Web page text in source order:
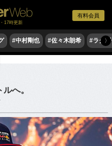
有料会員
17時更新
#中村剛也 #佐々木朗希 #ラグ〉
へ。